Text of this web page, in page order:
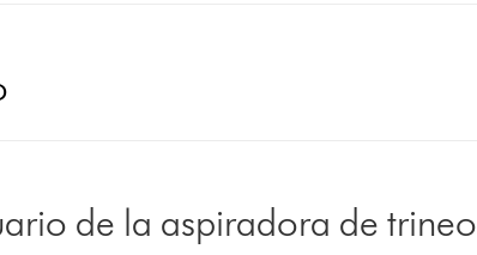
de la aspiradora de trineo